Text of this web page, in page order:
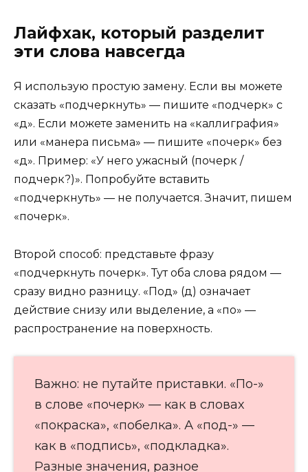
Лайфхак, который разделит
эти слова навсегда
Я использую простую замену. Если вы можете
сказать «подчеркнуть» — пишите «подчерк» с
«д». Если можете заменить на «каллиграфия»
или «манера письма» — пишите «почерк» без
«д». Пример: «У него ужасный (почерк /
подчерк?)». Попробуйте вставить
«подчеркнуть» — не получается. Значит, пишем
«почерк».
Второй способ: представьте фразу
«подчеркнуть почерк». Тут оба слова рядом —
сразу видно разницу. «Под» (д) означает
действие снизу или выделение, а «по» —
распространение на поверхность.
Важно: не путайте приставки. «По-»
в слове «почерк» — как в словах
«покраска», «побелка». А «под-» —
как в «подпись», «подкладка».
Разные значения, разное